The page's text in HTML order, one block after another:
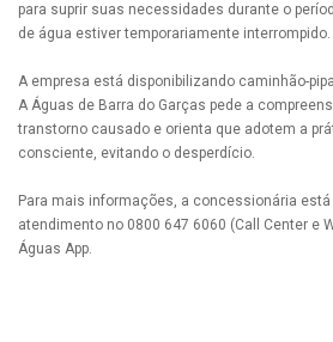
para suprir suas necessidades durante o
de água estiver temporariamente interrompido.
A empresa está disponibilizando caminhão-
A Águas de Barra do Garças pede a
transtorno causado e orienta que adotem a
consciente, evitando o desperdício.
Para mais informações, a concessionária
atendimento no 0800 647 6060 (Call Center e
Águas App.